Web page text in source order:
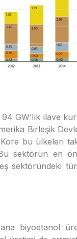
GW’lık ilave
Birleşik
bu ülkeleri
sektörün en
sektöründeki
biyoetanol